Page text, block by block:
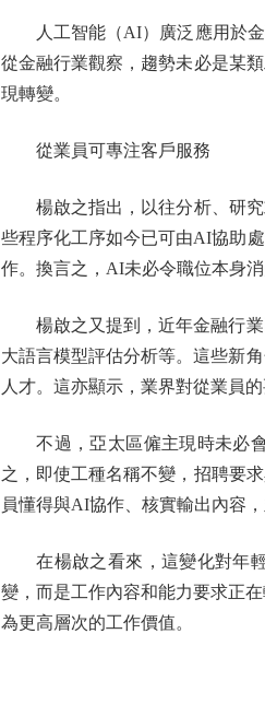
人工智能（AI）廣泛應用於金
從金融行業觀察，趨勢未必是某
現轉變。
從業員可專注客戶服務
楊啟之指出，以往分析、研究
些程序化工序如今已可由AI協助
作。換言之，AI未必令職位本身
楊啟之又提到，近年金融行業
大語言模型評估分析等。這些新
人才。這亦顯示，業界對從業員
不過，亞太區僱主現時未必會
之，即使工種名稱不變，招聘要
員懂得與AI協作、核實輸出內容
在楊啟之看來，這變化對年輕
變，而是工作內容和能力要求正
為更高層次的工作價值。